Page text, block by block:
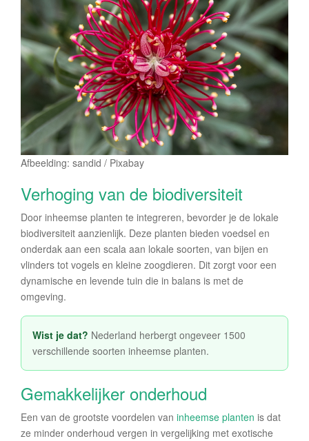
Afbeelding: sandid / Pixabay
Verhoging van de biodiversiteit
Door inheemse planten te integreren, bevorder je de lokale
biodiversiteit aanzienlijk. Deze planten bieden voedsel en
onderdak aan een scala aan lokale soorten, van bijen en
vlinders tot vogels en kleine zoogdieren. Dit zorgt voor een
dynamische en levende tuin die in balans is met de
omgeving.
Wist je dat? Nederland herbergt ongeveer 1500
verschillende soorten inheemse planten.
Gemakkelijker onderhoud
Een van de grootste voordelen van inheemse planten is dat
ze minder onderhoud vergen in vergelijking met exotische